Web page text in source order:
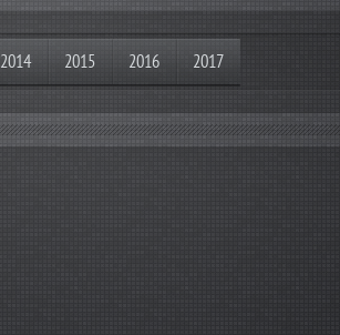
2014 2015 2016 2017